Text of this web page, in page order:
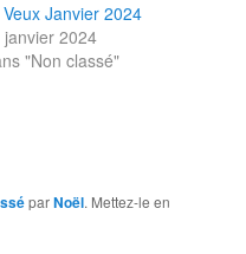
Janvier 2024
janvier 2024
"Non classé"
parNoël. Mettez-le en